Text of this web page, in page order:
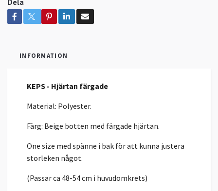
Dela
INFORMATION
KEPS - Hjärtan färgade
Material: Polyester.
Färg: Beige botten med färgade hjärtan.
One size med spänne i bak för att kunna justera
storleken något.
(Passar ca 48-54 cm i huvudomkrets)